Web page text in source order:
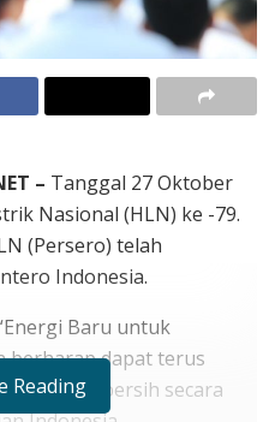
– Tanggal 27 Oktober
Nasional (HLN) ke -79.
(Persero) telah
Indonesia.
Baru untuk
berharap dapat terus
energi bersih secara
Reading